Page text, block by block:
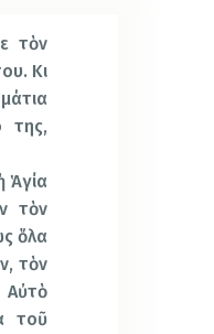
τὸν
Κι
της,
Ἁγία
τὸν
ὅλα
τὸν
Αὐτὸ
τοῦ